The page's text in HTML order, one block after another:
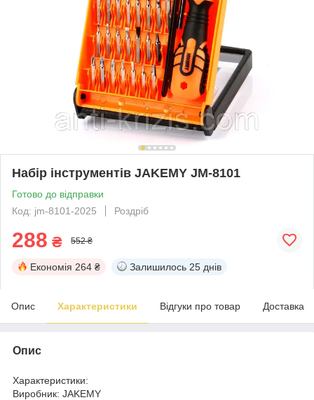
Набір інструментів JAKEMY JM-8101
Готово до відправки
Код: jm-8101-2025
Роздріб
288 ₴ 552 ₴
Економія 264 ₴ Залишилось 25 днів
Опис Характеристики Відгуки про товар Доставка
Опис
Характеристики:
Виробник: JAKEMY